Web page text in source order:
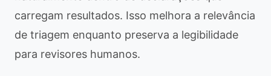
carregam resultados. Isso melhora a relevância
de triagem enquanto preserva a legibilidade
para revisores humanos.